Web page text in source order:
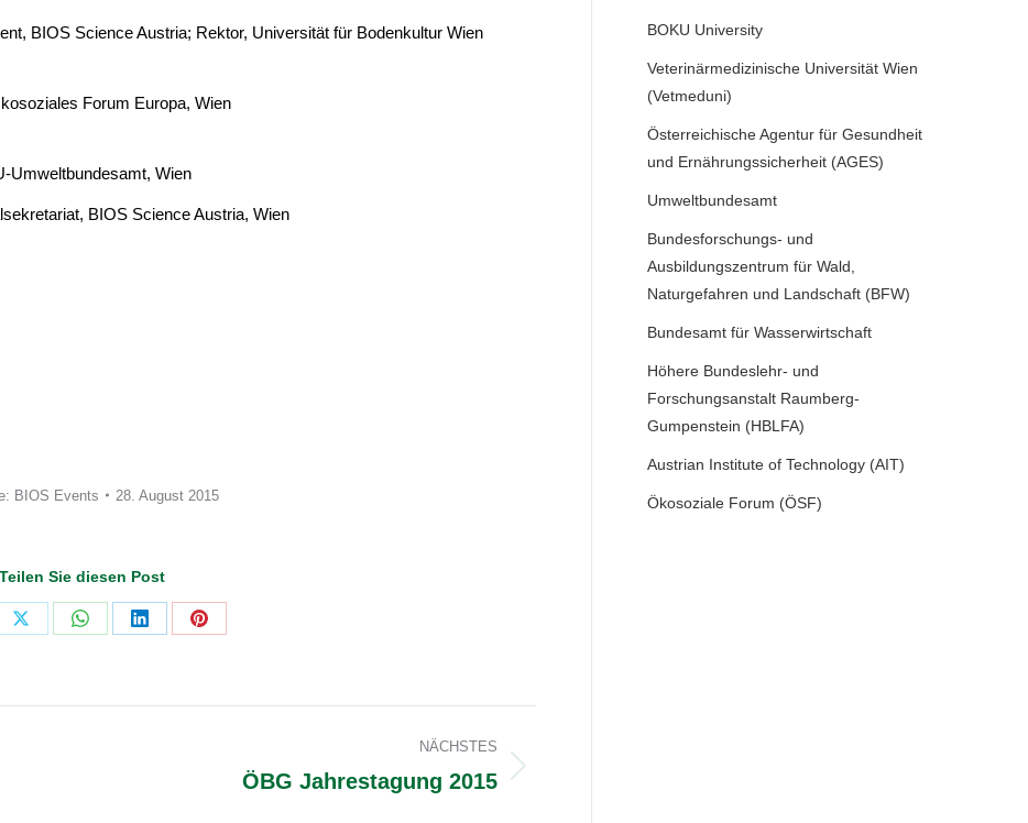
BIOS Science Austria; Rektor, Universität für Bodenkultur Wien
Forum Europa, Wien
Umweltbundesamt, Wien
BIOS Science Austria, Wien
BIOS Events 28. August 2015
Teilen Sie diesen Post
Share
Share
Share
Share
NÄCHSTES
ÖBG Jahrestagung 2015
BOKU University
Veterinärmedizinische Universität Wien
(Vetmeduni)
Österreichische Agentur für Gesundheit
und Ernährungssicherheit (AGES)
Umweltbundesamt
Bundesforschungs- und
Ausbildungszentrum für Wald,
Naturgefahren und Landschaft (BFW)
Bundesamt für Wasserwirtschaft
Höhere Bundeslehr- und
Forschungsanstalt Raumberg-
Gumpenstein (HBLFA)
Austrian Institute of Technology (AIT)
Ökosoziale Forum (ÖSF)